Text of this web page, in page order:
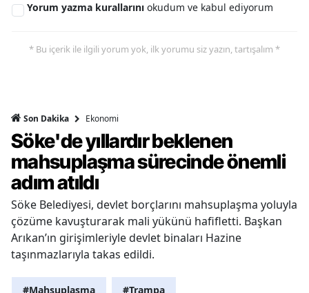
Yorum yazma kurallarını okudum ve kabul ediyorum
* Bu içerik ile ilgili yorum yok, ilk yorumu siz yazın, tartışalım *
Son Dakika Ekonomi
Söke'de yıllardır beklenen
mahsuplaşma sürecinde önemli
adım atıldı
Söke Belediyesi, devlet borçlarını mahsuplaşma yoluyla
çözüme kavuşturarak mali yükünü hafifletti. Başkan
Arıkan’ın girişimleriyle devlet binaları Hazine
taşınmazlarıyla takas edildi.
#Mahsuplaşma #Trampa